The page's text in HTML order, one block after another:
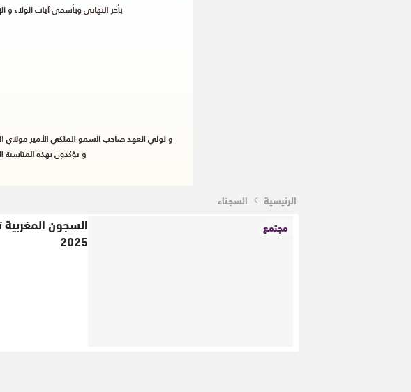
الرئيسية السجناء
مجتمع السجون
2025